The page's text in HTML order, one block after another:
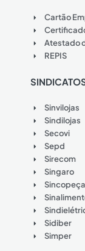
Cartão
Atestado
REPIS
Sinvilojas
Sindilojas
Secovi
Sepd
Sirecom
Singaro
Sidiber
Simper